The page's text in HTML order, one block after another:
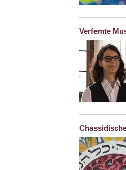
Verfemte